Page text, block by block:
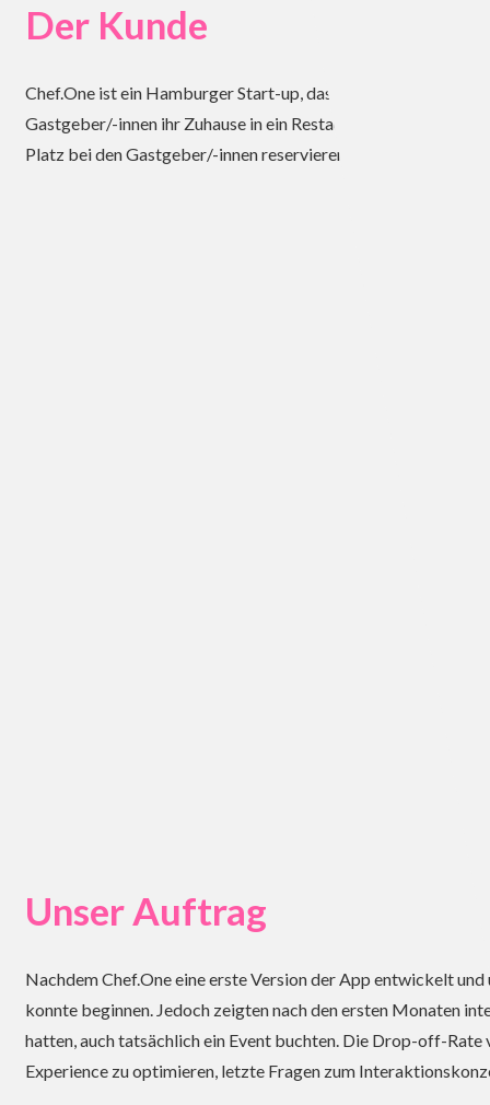
Der Kunde
Chef.One ist ein Hamburger Start-up, das mit seiner
Gastgeber/-innen ihr Zuhause in ein Restaurant, eine Bar
Platz bei den Gastgeber/-innen reservieren.
Unser Auftrag
Nachdem Chef.One eine erste Version der App entwickelt
konnte beginnen. Jedoch zeigten nach den ersten Monaten
hatten, auch tatsächlich ein Event buchten. Die Drop-off-Rate
Experience zu optimieren, letzte Fragen zum